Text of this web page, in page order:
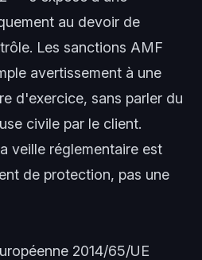
au devoir de
Les sanctions AMF
avertissement à une
d'exercice, sans parler du
civile par le client.
veille réglementaire est
de protection, pas une
2014/65/UE